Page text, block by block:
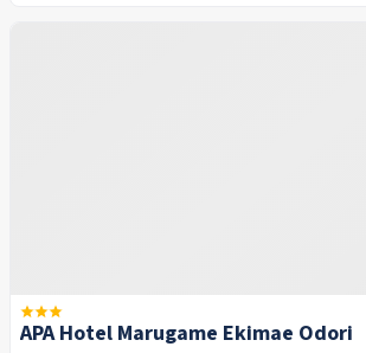
APA Hotel Marugame Ekimae Odori